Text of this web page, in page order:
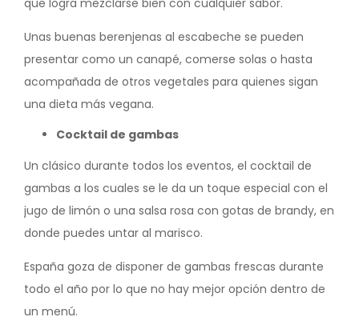
que logra mezclarse bien con cualquier sabor.
Unas buenas berenjenas al escabeche se pueden
presentar como un canapé, comerse solas o hasta
acompañada de otros vegetales para quienes sigan
una dieta más vegana.
Cocktail de gambas
Un clásico durante todos los eventos, el cocktail de
gambas a los cuales se le da un toque especial con el
jugo de limón o una salsa rosa con gotas de brandy, en
donde puedes untar al marisco.
España goza de disponer de gambas frescas durante
todo el año por lo que no hay mejor opción dentro de
un menú.